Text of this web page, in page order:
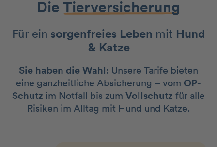
Die Tierversicherung
Für ein sorgenfreies Leben mit Hund
& Katze
Sie haben die Wahl: Unsere Tarife bieten
eine ganzheitliche Absicherung – vom OP-
Schutz im Notfall bis zum Vollschutz für alle
Risiken im Alltag mit Hund und Katze.